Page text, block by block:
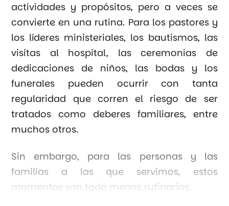
actividades y propósitos, pero a veces se
convierte en una rutina. Para los pastores y
los líderes ministeriales, los bautismos, las
visitas al hospital, las ceremonias de
dedicaciones de niños, las bodas y los
funerales pueden ocurrir con tanta
regularidad que corren el riesgo de ser
tratados como deberes familiares, entre
muchos otros.
Sin embargo, para las personas y las
familias a las que servimos, estos
momentos son todo menos rutinarios.